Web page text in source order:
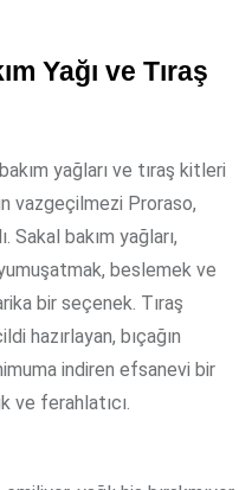
Yağı ve Tıraş
yağları ve tıraş kitleri
vazgeçilmezi Proraso,
Sakal bakım yağları,
beslemek ve
bir seçenek. Tıraş
hazırlayan, bıçağın
indiren efsanevi bir
ve ferahlatıcı.